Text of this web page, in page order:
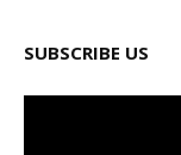
SUBSCRIBE US